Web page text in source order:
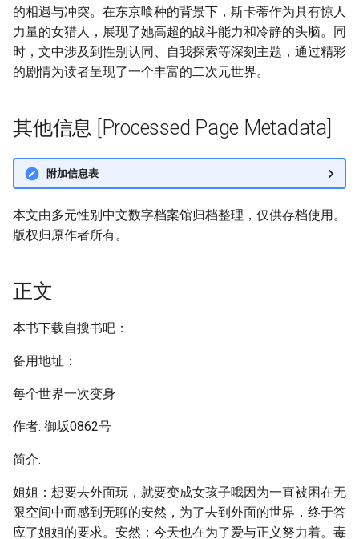
的相遇与冲突。在东京喰种的背景下，斯卡蒂作为具有惊人
力量的女猎人，展现了她高超的战斗能力和冷静的头脑。同
时，文中涉及到性别认同、自我探索等深刻主题，通过精彩
的剧情为读者呈现了一个丰富的二次元世界。
其他信息 [Processed Page Metadata]
附加信息表
本文由多元性别中文数字档案馆归档整理，仅供存档使用。
版权归原作者所有。
正文
本书下载自搜书吧：
备用地址：
每个世界一次变身
作者: 御坂0862号
简介:
姐姐：想要去外面玩，就要变成女孩子哦因为一直被困在无
限空间中而感到无聊的安然，为了去到外面的世界，终于答
应了姐姐的要求。安然：今天也在为了爱与正义努力着。毒